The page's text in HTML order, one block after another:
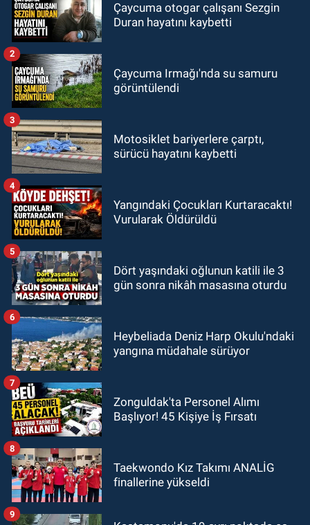
Çaycuma otogar çalışanı Sezgin
Duran hayatını kaybetti
Çaycuma Irmağı'nda su samuru
görüntülendi
2
Motosiklet bariyerlere çarptı,
sürücü hayatını kaybetti
3
Yangındaki Çocukları Kurtaracaktı!
Vurularak Öldürüldü
4
Dört yaşındaki oğlunun katili ile 3
gün sonra nikâh masasına oturdu
5
Heybeliada Deniz Harp Okulu'ndaki
yangına müdahale sürüyor
6
Zonguldak'ta Personel Alımı
Başlıyor! 45 Kişiye İş Fırsatı
7
Taekwondo Kız Takımı ANALİG
finallerine yükseldi
8
9